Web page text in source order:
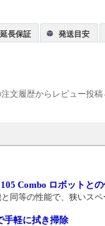
延長保証 発送目安
文履歴からレビュー投稿
Combo ロボットと
同等の性能で、狭いス
手軽に拭き掃除